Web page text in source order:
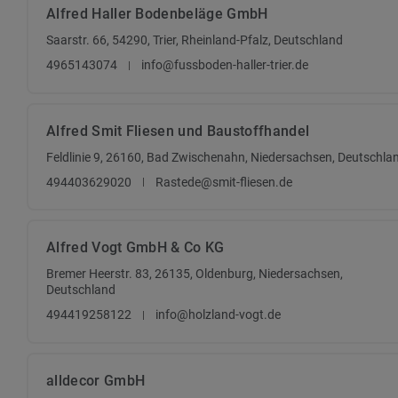
Alfred Haller Bodenbeläge GmbH
Saarstr. 66, 54290, Trier, Rheinland-Pfalz, Deutschland
4965143074
info@fussboden-haller-trier.de
Alfred Smit Fliesen und Baustoffhandel
Feldlinie 9, 26160, Bad Zwischenahn, Niedersachsen,
494403629020
Rastede@smit-fliesen.de
Alfred Vogt GmbH & Co KG
Bremer Heerstr. 83, 26135, Oldenburg, Niedersachsen,
Deutschland
494419258122
info@holzland-vogt.de
alldecor GmbH